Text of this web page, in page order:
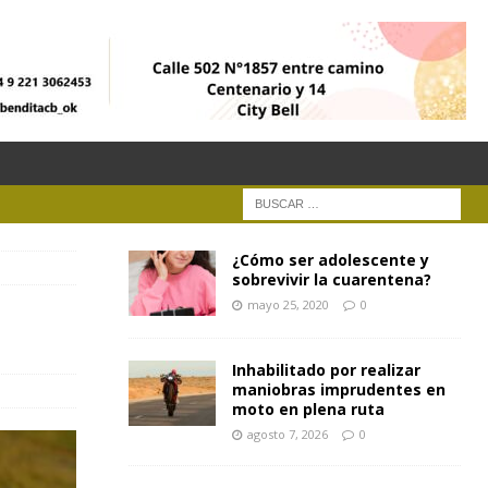
¿Cómo ser adolescente y
sobrevivir la cuarentena?
mayo 25, 2020 0
Inhabilitado por realizar
maniobras imprudentes en
moto en plena ruta
agosto 7, 2026 0